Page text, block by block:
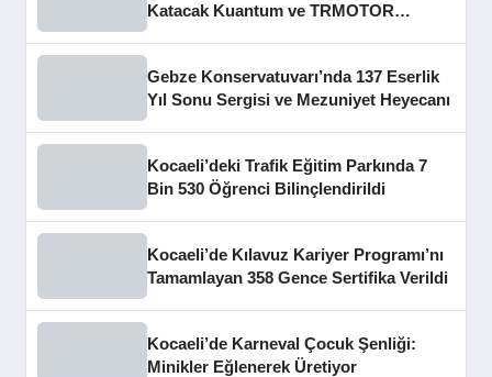
Katacak Kuantum ve TRMOTOR
Gebze Konservatuvarı’nda 137 Eserlik
Yıl Sonu Sergisi ve Mezuniyet Heyecanı
Kocaeli’deki Trafik Eğitim Parkında 7
Bin 530 Öğrenci Bilinçlendirildi
Kocaeli’de Kılavuz Kariyer Programı’nı
Tamamlayan 358 Gence Sertifika Verildi
Kocaeli’de Karneval Çocuk Şenliği:
Minikler Eğlenerek Üretiyor